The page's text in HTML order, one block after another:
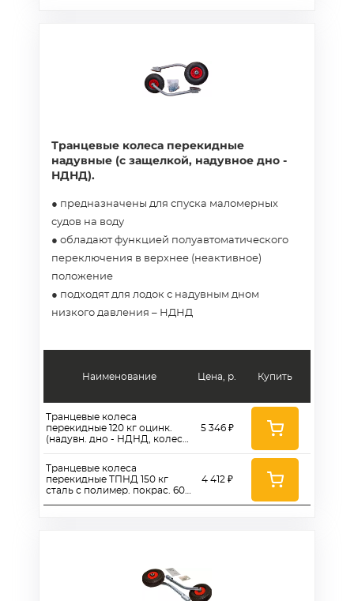
Транцевые колеса перекидные
надувные (с защелкой, надувное дно -
НДНД).
● предназначены для спуска маломерных
судов на воду
● обладают функцией полуавтоматического
переключения в верхнее (неактивное)
положение
● подходят для лодок с надувным дном
низкого давления – НДНД
Наименование
Транцевые колеса
перекидные 120 кг оцинк.
(надувн. дно - НДНД, колесо
Транцевые колеса
перекидные ТПНД 150 кг
сталь с полимер. покрас. 600
Цена, р.
5 346 ₽
4 412 ₽
Купить